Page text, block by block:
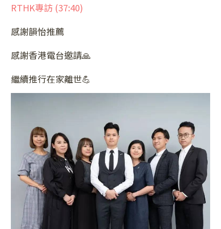
RTHK專訪 (37:40)
感謝韻怡推薦
感謝香港電台邀請🙏
繼續推行在家離世💪